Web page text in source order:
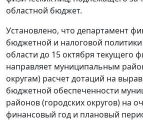
областной бюджет.
Установлено, что департамент
бюджетной и налоговой
области до 15 октября текущего
направляет муниципальным
округам) расчет дотаций на
бюджетной обеспеченности
районов (городских округов) на
финансовый год и плановый